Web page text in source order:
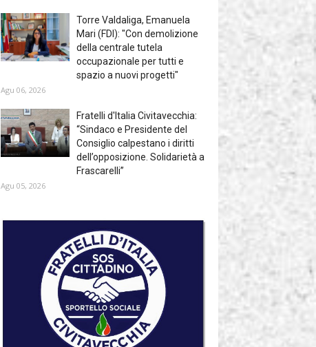
Torre Valdaliga, Emanuela
Mari (FDI): "Con demolizione
della centrale tutela
occupazionale per tutti e
spazio a nuovi progetti"
Agu 06, 2026
Fratelli d'Italia Civitavecchia:
“Sindaco e Presidente del
Consiglio calpestano i diritti
dell’opposizione. Solidarietà a
Frascarelli”
Agu 05, 2026